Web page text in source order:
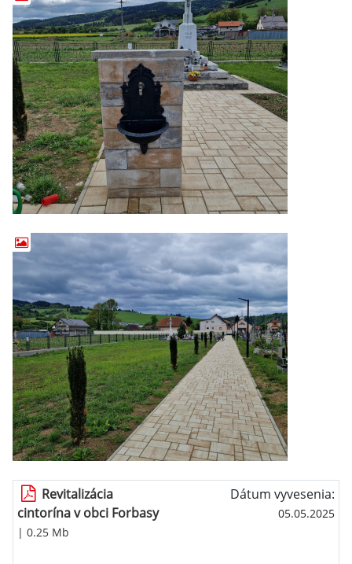
Revitalizácia
cintorína v obci Forbasy
| 0.25 Mb
Dátum vyvesenia:
05.05.2025